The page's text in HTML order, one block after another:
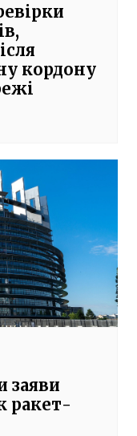
кордону
заяви
ракет-